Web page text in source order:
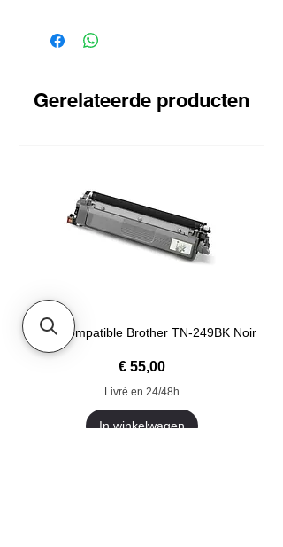
Gerelateerde producten
Toner compatible Brother TN-249BK Noir
Prijs
€ 55,00
Livré en 24/48h
In winkelwagen